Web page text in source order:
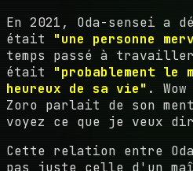
En 2021, Oda-sensei a
était "une personne
temps passé à
était "probablement le
heureux de sa vie" .
Zoro parlait de son
voyez ce que je veux
Cette relation entre
pas juste celle d'un